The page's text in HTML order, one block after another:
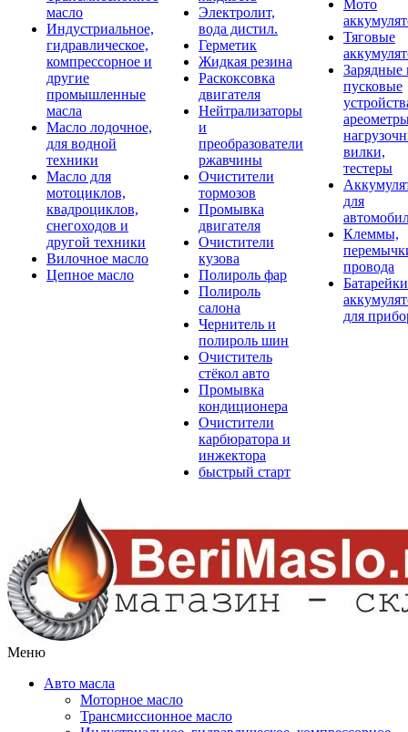
масло
Индустриальное,
гидравлическое,
компрессорное и
другие
промышленные
масла
Масло лодочное,
для водной
техники
Масло для
мотоциклов,
квадроциклов,
снегоходов и
другой техники
Вилочное масло
Цепное масло
Электролит,
вода дистил.
Герметик
Жидкая резина
Раскоксовка
двигателя
Нейтрализаторы
и
преобразователи
ржавчины
Очистители
тормозов
Промывка
двигателя
Очистители
кузова
Полироль фар
Полироль
салона
Чернитель и
полироль шин
Очиститель
стёкол авто
Промывка
кондиционера
Очистители
карбюратора и
инжектора
быстрый старт
Мото
Тяговые
Зарядные
пусковые
вилки,
тестеры
для
Клеммы,
провода
для
Меню
Авто масла
Моторное масло
Трансмиссионное масло